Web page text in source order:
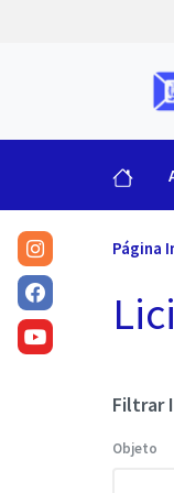
Página
Filtrar
Objeto